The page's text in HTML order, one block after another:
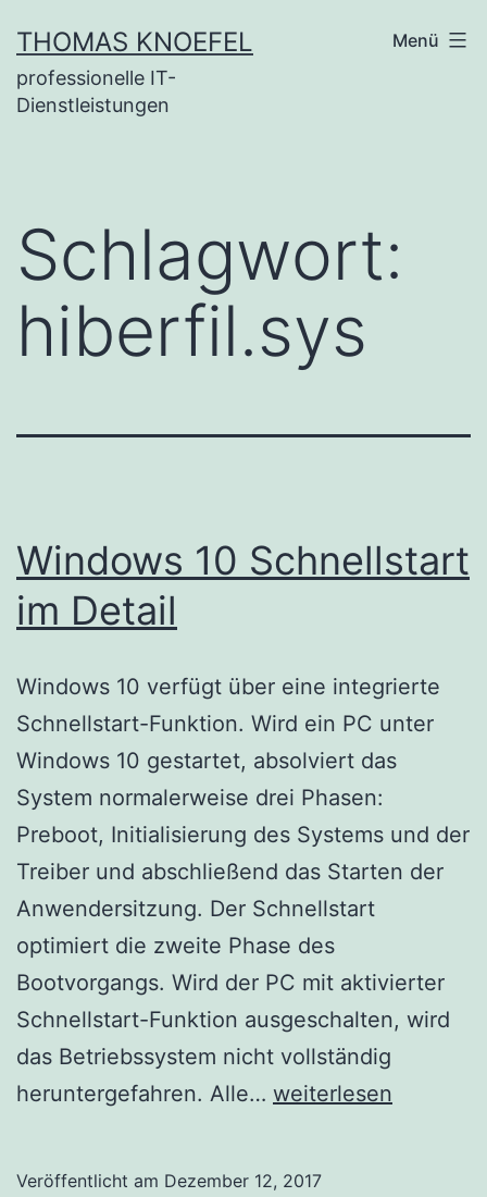
Inhalt
springen
THOMAS KNOEFEL
professionelle IT-
Dienstleistungen
Menü
Schlagwort:
hiberfil.sys
Windows 10 Schnellstart
im Detail
Windows 10 verfügt über eine integrierte
Schnellstart-Funktion. Wird ein PC unter
Windows 10 gestartet, absolviert das
System normalerweise drei Phasen:
Preboot, Initialisierung des Systems und der
Treiber und abschließend das Starten der
Anwendersitzung. Der Schnellstart
optimiert die zweite Phase des
Bootvorgangs. Wird der PC mit aktivierter
Schnellstart-Funktion ausgeschalten, wird
das Betriebssystem nicht vollständig
heruntergefahren. Alle… Windows
weiterlesen
Veröffentlicht am Dezember 12, 2017